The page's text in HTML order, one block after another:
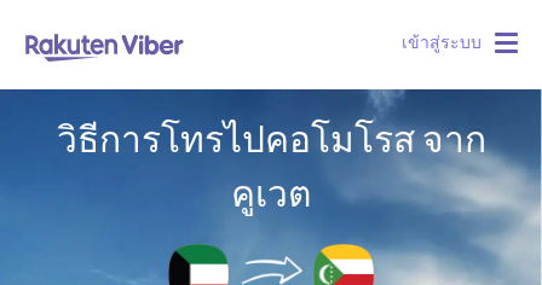
เข้าสู่ระบบ
วิธีการโทรไปคอโมโรส จาก
คูเวต